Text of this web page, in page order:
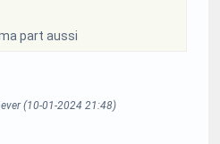
part aussi
(10-01-2024 21:48)